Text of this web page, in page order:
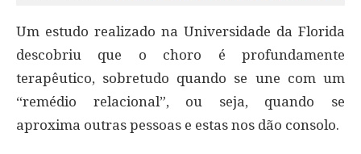
Um estudo realizado na Universidade da Florida
descobriu que o choro é profundamente
terapêutico, sobretudo quando se une com um
“remédio relacional”, ou seja, quando se
aproxima outras pessoas e estas nos dão consolo.